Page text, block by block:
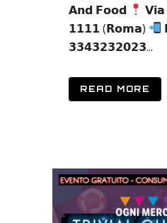
𝗔𝗻𝗱 𝗙𝗼𝗼𝗱
𝟭𝟭𝟭𝟭 (𝗥𝗼𝗺𝗮)
𝟯𝟯𝟰𝟯𝟮𝟯𝟮𝟬𝟮𝟯...
READ MORE